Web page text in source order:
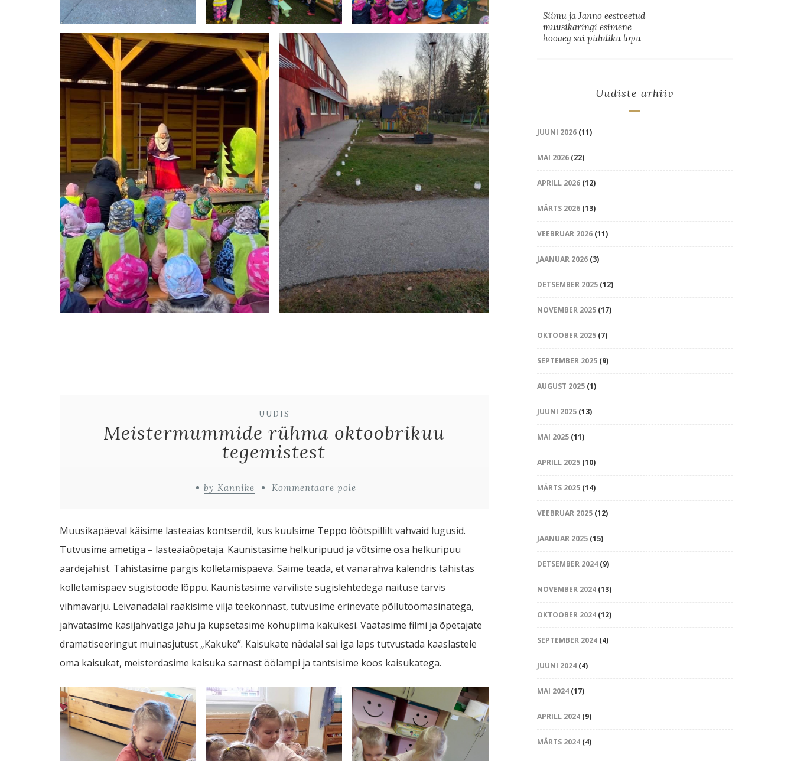
UUDIS
Meistermummide rühma oktoobrikuu
tegemistest
by Kannike Kommentaare pole
Muusikapäeval käisime lasteaias kontserdil, kus kuulsime Teppo lõõtspillilt vahvaid lugusid.
Tutvusime ametiga – lasteaiaõpetaja. Kaunistasime helkuripuud ja võtsime osa helkuripuu
aardejahist. Tähistasime pargis kolletamispäeva. Saime teada, et vanarahva kalendris tähistas
kolletamispäev sügistööde lõppu. Kaunistasime värviliste sügislehtedega näituse tarvis
vihmavarju. Leivanädalal rääkisime vilja teekonnast, tutvusime erinevate põllutöömasinatega,
jahvatasime käsijahvatiga jahu ja küpsetasime kohupiima kakukesi. Vaatasime filmi ja õpetajate
dramatiseeringut muinasjutust „Kakuke”. Kaisukate nädalal sai iga laps tutvustada kaaslastele
oma kaisukat, meisterdasime kaisuka sarnast öölampi ja tantsisime koos kaisukatega.
Siimu ja Janno eestveetud
muusikaringi esimene
hooaeg sai piduliku lõpu
Uudiste arhiiv
JUUNI 2026(11)
MAI 2026(22)
APRILL 2026(12)
MÄRTS 2026(13)
VEEBRUAR 2026(11)
JAANUAR 2026(3)
DETSEMBER 2025(12)
NOVEMBER 2025(17)
OKTOOBER 2025(7)
SEPTEMBER 2025(9)
AUGUST 2025(1)
JUUNI 2025(13)
MAI 2025(11)
APRILL 2025(10)
MÄRTS 2025(14)
VEEBRUAR 2025(12)
JAANUAR 2025(15)
DETSEMBER 2024(9)
NOVEMBER 2024(13)
OKTOOBER 2024(12)
SEPTEMBER 2024(4)
JUUNI 2024(4)
MAI 2024(17)
APRILL 2024(9)
MÄRTS 2024(4)